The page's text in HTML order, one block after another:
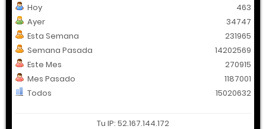
Hoy
Ayer
Esta Semana
Semana Pasada
Este Mes
Mes Pasado
Todos
463
34747
231965
14202569
270915
1187001
15020632
Tu IP: 52.167.144.172